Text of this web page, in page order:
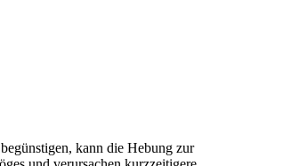
kann die Hebung zur